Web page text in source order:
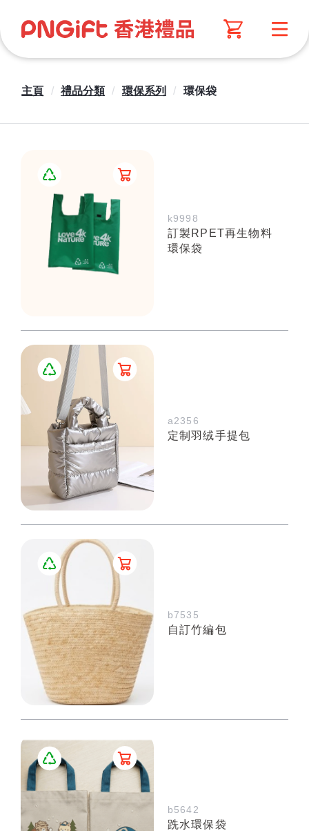
主頁 / 禮品分類 / 環保系列 / 環保袋
k9998
訂製RPET再生物料
環保袋
a2356
定制羽绒手提包
b7535
自訂竹編包
b5642
跣水環保袋